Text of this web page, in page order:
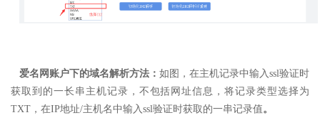
爱名网账户下的域名解析方法： 如图，在主机记录中输入ssl验证时
获取到的一长串主机记录，不包括网址信息，将记录类型选择为
TXT， 在IP地址/主机名中输入ssl验证时获取的一串记录值。